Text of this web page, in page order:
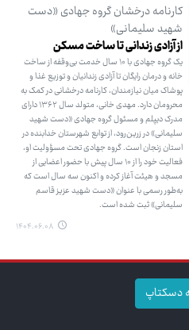
کارنامه درخشان گروه جهادی «دست
شهید سلیمانی»
از آزادی زندانی تا ساخت مسکن
یک گروه جهادی با ۱۰ سال خدمت بی‌وقفه از ساخت
خانه و درمان رایگان تا آزادی زندانیان و توزیع غذا و
پوشاک میان نیازمندان، کارنامه درخشانی در کمک به
محرومان دارد. مهدی خانی، متولد سال ۱۳۶۲ دارای
مدرک دیپلم و مسئول گروه جهادی «دست شهید
سلیمانی» در زرین‌رود، از توابع شهرستان خدابنده در
استان زنجان است. گروه جهادی تحت مسؤولیت او،
فعالیت خود را از ۱۰ سال پیش با حضور اعضایی از
مسجد و هیئت آغاز کرده و اکنون سه سال است که
به‌طور رسمی با عنوان «دست شهید عزیز قاسم
سلیمانی» ثبت شده است.
۱۴۰۴.۰۶.۰۸
دسکتاپ